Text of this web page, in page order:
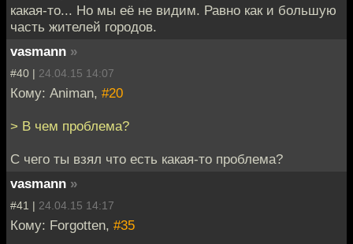
какая-то... Но мы её не видим. Равно как и большую
часть жителей городов.
vasmann »
#40 | 24.04.15 14:07
Кому: Animan, #20
> В чем проблема?
С чего ты взял что есть какая-то проблема?
vasmann »
#41 | 24.04.15 14:17
Кому: Forgotten, #35